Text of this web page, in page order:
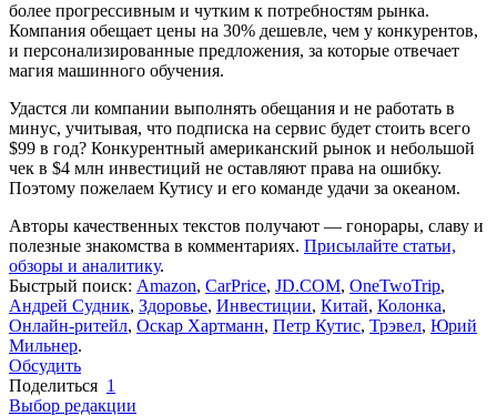
более прогрессивным и чутким к потребностям рынка.
Компания обещает цены на 30% дешевле, чем у конкурентов,
и персонализированные предложения, за которые отвечает
магия машинного обучения.
Удастся ли компании выполнять обещания и не работать в
минус, учитывая, что подписка на сервис будет стоить всего
$99 в год? Конкурентный американский рынок и небольшой
чек в $4 млн инвестиций не оставляют права на ошибку.
Поэтому пожелаем Кутису и его команде удачи за океаном.
Авторы качественных текстов получают — гонорары, славу и
полезные знакомства в комментариях. Присылайте статьи,
обзоры и аналитику.
Быстрый поиск: Amazon, CarPrice, JD.COM, OneTwoTrip,
Андрей Судник, Здоровье, Инвестиции, Китай, Колонка,
Онлайн-ритейл, Оскар Хартманн, Петр Кутис, Трэвел, Юрий
Мильнер.
Обсудить
Поделиться 1
Выбор редакции